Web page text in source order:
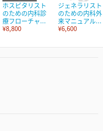
ホスピタリスト
のための内科診
療フローチャ...
¥8,800
ジェネラリスト
のための内科外
来マニュアル...
¥6,600